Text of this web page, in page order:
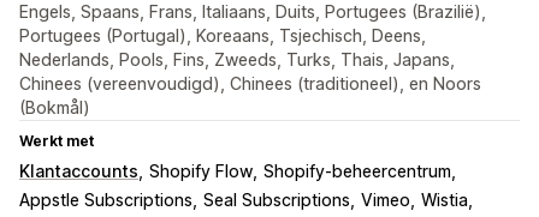
Engels, Spaans, Frans, Italiaans, Duits, Portugees (Brazilië),
Portugees (Portugal), Koreaans, Tsjechisch, Deens,
Nederlands, Pools, Fins, Zweeds, Turks, Thais, Japans,
Chinees (vereenvoudigd), Chinees (traditioneel), en Noors
(Bokmål)
Werkt met
Klantaccounts Shopify Flow Shopify-beheercentrum
Appstle Subscriptions Seal Subscriptions Vimeo Wistia